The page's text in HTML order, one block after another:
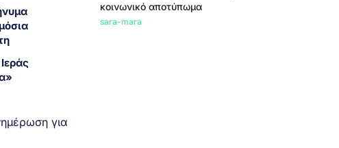
για
κοινωνικό αποτύπωμα
sara-mara